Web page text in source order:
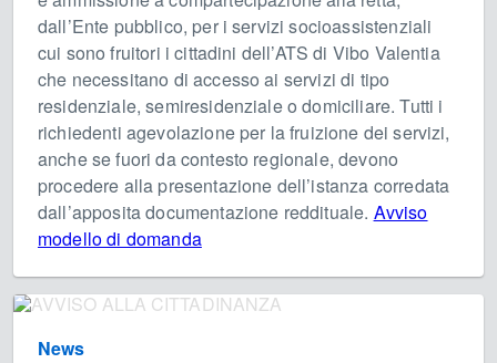
dall’Ente pubblico, per i servizi socioassistenziali
cui sono fruitori i cittadini dell’ATS di Vibo Valentia
che necessitano di accesso ai servizi di tipo
residenziale, semiresidenziale o domiciliare. Tutti i
richiedenti agevolazione per la fruizione dei servizi,
anche se fuori da contesto regionale, devono
procedere alla presentazione dell’istanza corredata
dall’apposita documentazione reddituale. Avviso
modello di domanda
News